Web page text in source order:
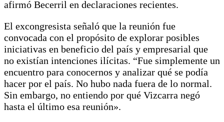
afirmó Becerril en declaraciones recientes.
El excongresista señaló que la reunión fue
convocada con el propósito de explorar posibles
iniciativas en beneficio del país y empresarial que
no existían intenciones ilícitas. “Fue simplemente un
encuentro para conocernos y analizar qué se podía
hacer por el país. No hubo nada fuera de lo normal.
Sin embargo, no entiendo por qué Vizcarra negó
hasta el último esa reunión».